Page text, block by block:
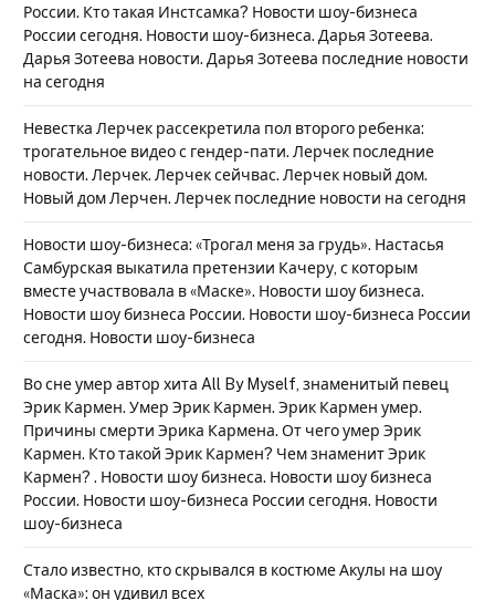
России. Кто такая Инстсамка? Новости шоу-бизнеса
России сегодня. Новости шоу-бизнеса. Дарья Зотеева.
Дарья Зотеева новости. Дарья Зотеева последние новости
на сегодня
Невестка Лерчек рассекретила пол второго ребенка:
трогательное видео с гендер-пати. Лерчек последние
новости. Лерчек. Лерчек сейчвас. Лерчек новый дом.
Новый дом Лерчен. Лерчек последние новости на сегодня
Новости шоу-бизнеса: «Трогал меня за грудь». Настасья
Самбурская выкатила претензии Качеру, с которым
вместе участвовала в «Маске». Новости шоу бизнеса.
Новости шоу бизнеса России. Новости шоу-бизнеса России
сегодня. Новости шоу-бизнеса
Во сне умер автор хита All By Myself, знаменитый певец
Эрик Кармен. Умер Эрик Кармен. Эрик Кармен умер.
Причины смерти Эрика Кармена. От чего умер Эрик
Кармен. Кто такой Эрик Кармен? Чем знаменит Эрик
Кармен? . Новости шоу бизнеса. Новости шоу бизнеса
России. Новости шоу-бизнеса России сегодня. Новости
шоу-бизнеса
Стало известно, кто скрывался в костюме Акулы на шоу
«Маска»: он удивил всех